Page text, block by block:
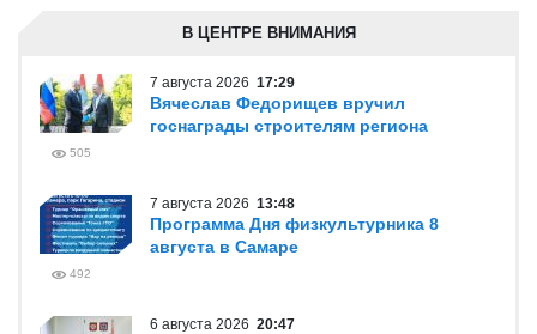
В ЦЕНТРЕ ВНИМАНИЯ
7 августа 2026 17:29
Вячеслав Федорищев вручил
госнаграды строителям региона
505
7 августа 2026 13:48
Программа Дня физкультурника 8
августа в Самаре
492
6 августа 2026 20:47